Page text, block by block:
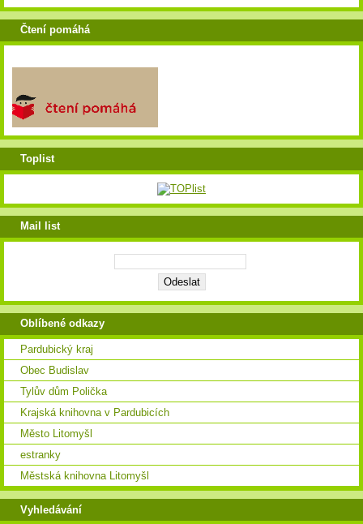
Čtení pomáhá
Toplist
Mail list
Oblíbené odkazy
Pardubický kraj
Obec Budislav
Tylův dům Polička
Krajská knihovna v Pardubicích
Město Litomyšl
estranky
Městská knihovna Litomyšl
Vyhledávání